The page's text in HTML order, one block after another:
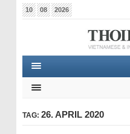
10 08 2026
TAG: 26. APRIL 2020